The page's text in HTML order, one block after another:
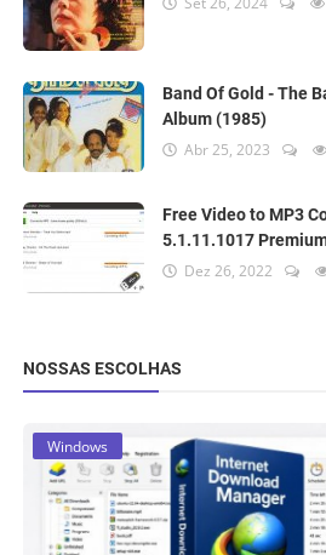
Band Of Gold - The
Album (1985)
Abr 25, 2023
Free Video to MP3
5.1.11.1017
Dez 26, 2022
NOSSAS ESCOLHAS
Windows